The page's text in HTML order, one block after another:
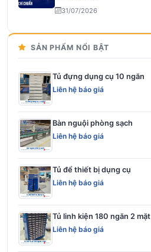
31/07/2026
SẢN PHẨM NỔI BẬT
Tủ đựng dụng cụ 10 ngăn
Liên hệ báo giá
Bàn nguội phòng sạch
Liên hệ báo giá
Tủ để thiết bị dụng cụ
Liên hệ báo giá
Tủ linh kiện 180 ngăn 2 mặt
Liên hệ báo giá